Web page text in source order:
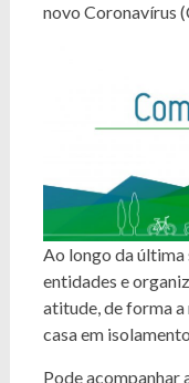
novo Coronavírus
Ao longo da última
entidades e
atitude, de forma a
casa em
Pode acompanhar